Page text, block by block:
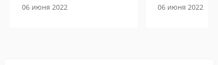
06 июня 2022
06 июня 2022